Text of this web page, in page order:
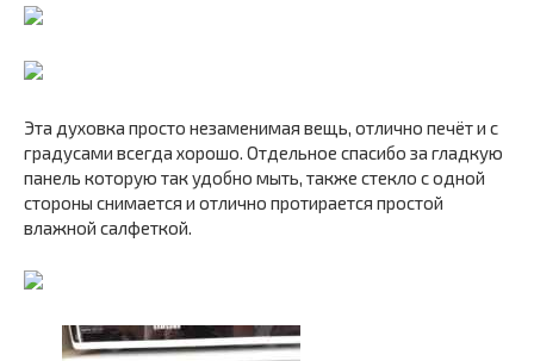
Эта духовка просто незаменимая вещь, отлично печёт и с
градусами всегда хорошо. Отдельное спасибо за гладкую
панель которую так удобно мыть, также стекло с одной
стороны снимается и отлично протирается простой
влажной салфеткой.